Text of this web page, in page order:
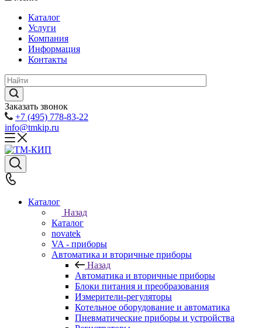
Каталог
Услуги
Компания
Информация
Контакты
Заказать звонок
+7 (495) 778-83-22
info@tmkip.ru
Каталог
Назад
Каталог
novatek
VA - приборы
Автоматика и вторичные приборы
Назад
Автоматика и вторичные приборы
Блоки питания и преобразования
Измерители-регуляторы
Котельное оборудование и автоматика
Пневматические приборы и устройства